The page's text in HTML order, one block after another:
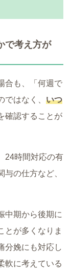
で考え方が
合も、「何週で
はなく、 いつ
確認することが
24時間対応の有
の仕方など、
中期から後期に
とが多くなりま
分娩にも対応し
軟に考えている